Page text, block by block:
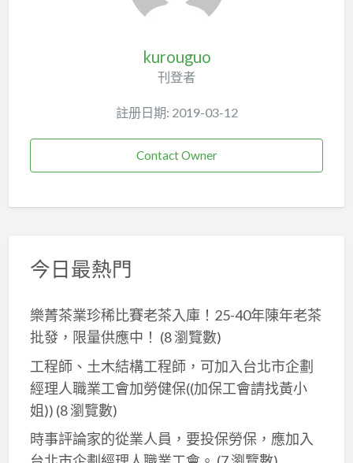
kurouguo
刊登者
註册日期: 2019-03-12
Contact Owner
今日最熱門
樂菁茶業珍稀比賽老茶入庫！25-40年陳年老茶
批發，限量供應中！ (8 瀏覽數)
工程師、土木結構工程師，可加入台北市企劃
經理人職業工會加勞健保((加保工會請找黃小
姐)) (8 瀏覽數)
時事評論家的從業人員，要投保勞保，應加入